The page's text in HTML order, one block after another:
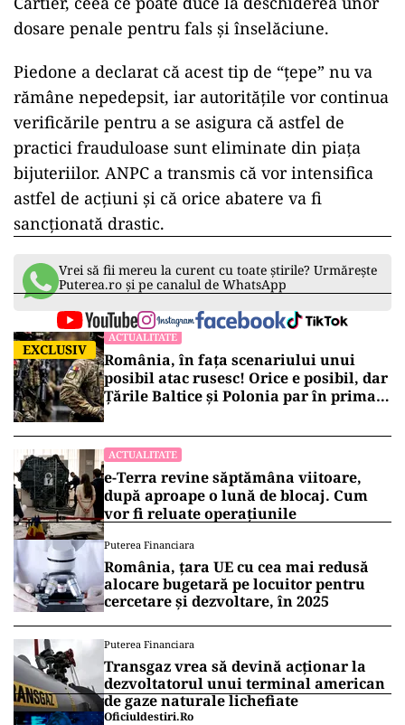
dosare penale pentru fals și înselăciune.
Piedone a declarat că acest tip de “țepe” nu va
rămâne nepedepsit, iar autoritățile vor continua
verificările pentru a se asigura că astfel de
practici frauduloase sunt eliminate din piața
bijuteriilor. ANPC a transmis că vor intensifica
astfel de acțiuni și că orice abatere va fi
sancționată drastic.
Vrei să fii mereu la curent cu toate știrile? Urmărește
Puterea.ro și pe canalul de WhatsApp
EXCLUSIV
ACTUALITATE
România, în fața scenariului unui
posibil atac rusesc! Orice e posibil, dar
Țările Baltice și Polonia par în prima
ACTUALITATE
e-Terra revine săptămâna viitoare,
după aproape o lună de blocaj. Cum
vor fi reluate operațiunile
Puterea Financiara
România, țara UE cu cea mai redusă
alocare bugetară pe locuitor pentru
cercetare și dezvoltare, în 2025
Puterea Financiara
Transgaz vrea să devină acționar la
dezvoltatorul unui terminal american
de gaze naturale lichefiate
Oficiuldestiri.ro